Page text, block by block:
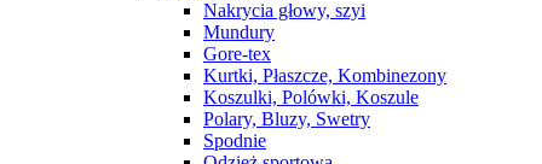
Nakrycia głowy, szyi
Mundury
Gore-tex
Kurtki, Płaszcze, Kombinezony
Koszulki, Polówki, Koszule
Polary, Bluzy, Swetry
Spodnie